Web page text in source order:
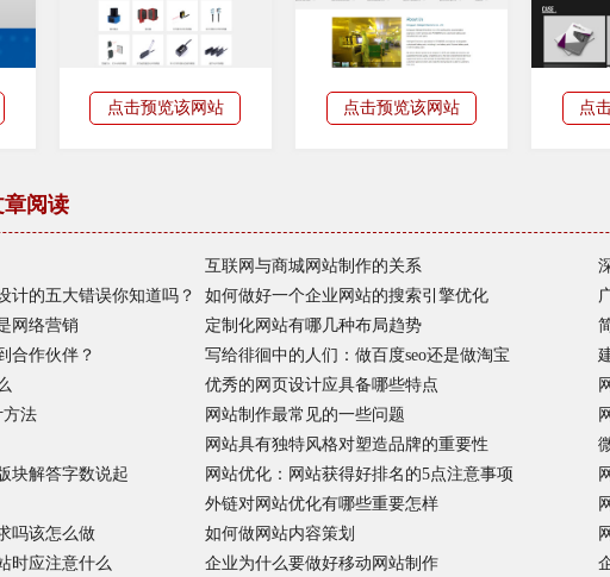
点击预览该网站 点击预览该网站 点
阅读
互联网与商城网站制作的关系
计的五大错误你知道吗？
如何做好一个企业网站的搜索引擎优化
网络营销
定制化网站有哪几种布局趋势
合作伙伴？
写给徘徊中的人们：做百度seo还是做淘宝
优秀的网页设计应具备哪些特点
方法
网站制作最常见的一些问题
网站具有独特风格对塑造品牌的重要性
块解答字数说起
网站优化：网站获得好排名的5点注意事项
外链对网站优化有哪些重要怎样
吗该怎么做
如何做网站内容策划
时应注意什么
企业为什么要做好移动网站制作